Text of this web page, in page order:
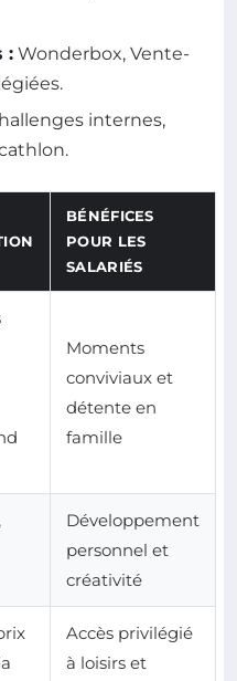
: Wonderbox, Vente-
internes,
BÉNÉFICES
POUR LES
SALARIÉS
Moments
conviviaux et
détente en
famille
Développement
personnel et
créativité
Accès privilégié
à loisirs et